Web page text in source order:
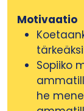
Motivaatio
Sopiiko
he